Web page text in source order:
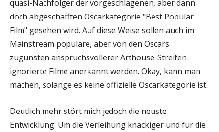
quasi-Nachfolger der vorgeschlagenen, aber dann
doch abgeschafften Oscarkategorie "Best Popular
Film" gesehen wird. Auf diese Weise sollen auch im
Mainstream populäre, aber von den Oscars
zugunsten anspruchsvollerer Arthouse-Streifen
ignorierte Filme anerkannt werden. Okay, kann man
machen, solange es keine offizielle Oscarkategorie ist.
Deutlich mehr stört mich jedoch die neuste
Entwicklung: Um die Verleihung knackiger und für die